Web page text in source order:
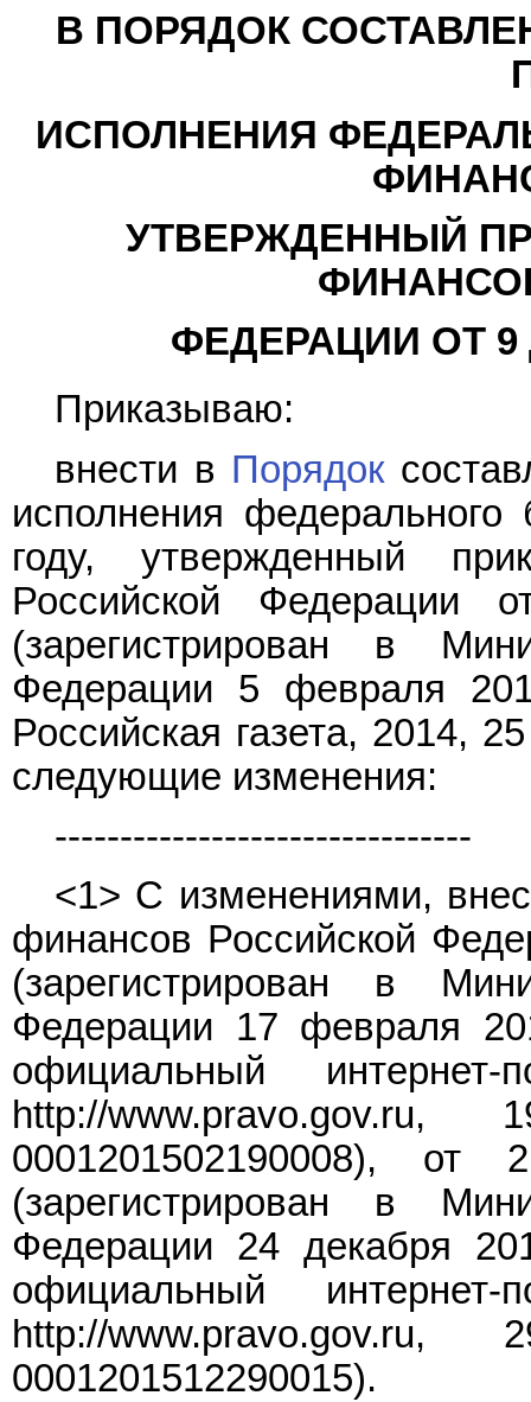
В ПОРЯДОК
ИСПОЛНЕНИЯ
УТВЕРЖДЕННЫЙ
ФЕДЕРАЦИИ ОТ 9
Приказываю:
внести в Порядок
исполнения
году, утвержденный
Российской
(зарегистрирован в
Федерации 5 февраля
Российская газета, 2014,
следующие изменения:
--------------------------------
<1> С изменениями,
финансов Российской
(зарегистрирован в
Федерации 17 февраля
официальный
http://
0001201502190008),
(зарегистрирован в
Федерации 24 декабря
официальный
http://
0001201512290015).